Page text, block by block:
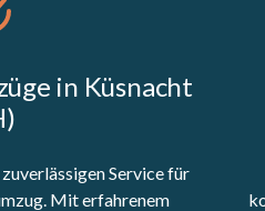
in Küsnacht
Service für
Mit erfahrenem